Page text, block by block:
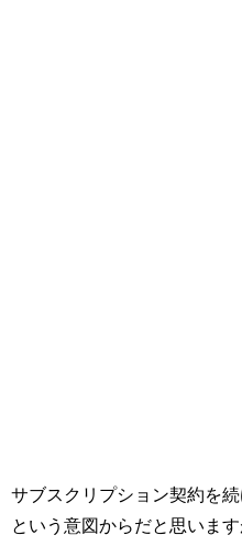
サブスクリプション契約を続
という意図からだと思います